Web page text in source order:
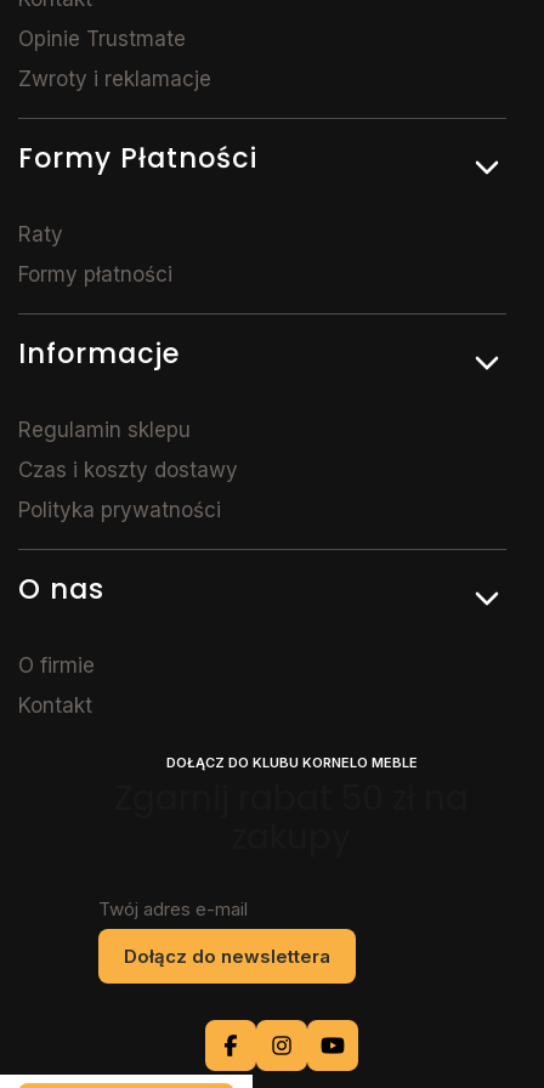
Opinie Trustmate
Zwroty i reklamacje
Formy Płatności
Raty
Formy płatności
Informacje
Regulamin sklepu
Czas i koszty dostawy
Polityka prywatności
O nas
O firmie
Kontakt
DOŁĄCZ DO KLUBU KORNELO MEBLE
Twój adres e-mail
Dołącz do newslettera